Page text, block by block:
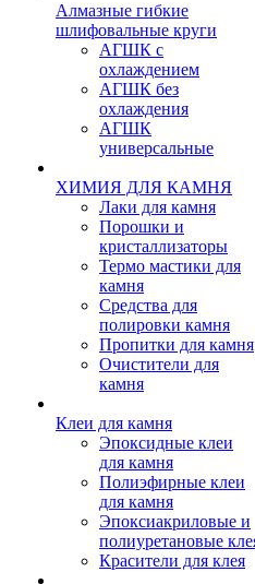
Алмазные гибкие
шлифовальные круги
АГШК с
охлаждением
АГШК без
охлаждения
АГШК
универсальные
ХИМИЯ ДЛЯ КАМНЯ
Лаки для камня
Порошки и
кристаллизаторы
Термо мастики для
камня
Средства для
полировки камня
Пропитки для камня
Очистители для
камня
Клеи для камня
Эпоксидные клеи
для камня
Полиэфирные клеи
для камня
Эпоксиакриловые и
полиуретановые
Красители для клея